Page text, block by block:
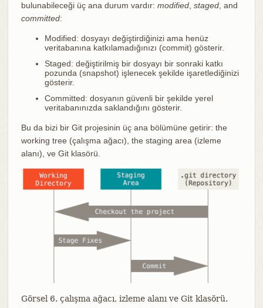
bulunabileceği üç ana durum vardır: modified, staged, and
committed:
Modified: dosyayı değiştirdiğinizi ama henüz
veritabanına katkılamadığınızı (commit) gösterir.
Staged: değiştirilmiş bir dosyayı bir sonraki katkı
pozunda (snapshot) işlenecek şekilde işaretlediğinizi
gösterir.
Committed: dosyanın güvenli bir şekilde yerel
veritabanınızda saklandığını gösterir.
Bu da bizi bir Git projesinin üç ana bölümüne getirir: the
working tree (çalışma ağacı), the staging area (izleme
alanı), ve Git klasörü.
Görsel 6. çalışma ağacı, izleme alanı ve Git klasörü.